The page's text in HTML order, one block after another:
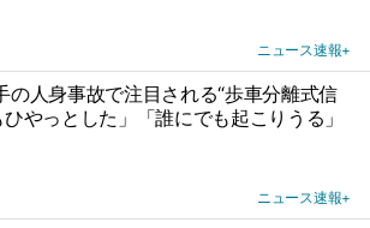
ニュース速報+
の人身事故で注目される“歩車分離式信
やっとした」「誰にでも起こりうる」
ニュース速報+